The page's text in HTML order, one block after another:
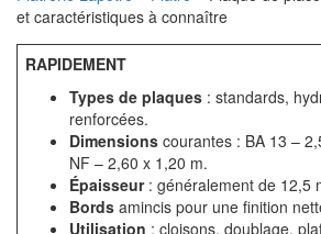
et caractéristiques à connaître
RAPIDEMENT
Types de plaques : standards,
renforcées.
Dimensions courantes : BA 13 –
NF – 2,60 x 1,20 m.
Épaisseur: généralement de 12,5
Bords amincis pour une finition
Utilisation : cloisons, doublage,